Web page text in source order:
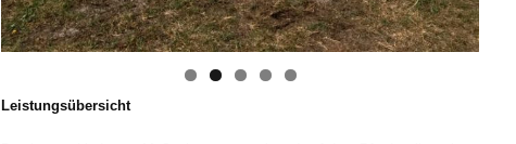
Leistungsübersicht